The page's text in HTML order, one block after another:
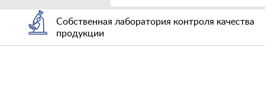
Собственная лаборатория контроля качества
продукции